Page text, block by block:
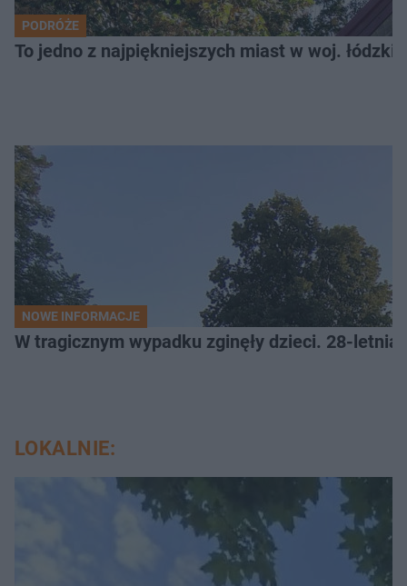
PODRÓŻE
To jedno z najpiękniejszych miast w woj.
NOWE INFORMACJE
W tragicznym wypadku zginęły dzieci. 28-
LOKALNIE: